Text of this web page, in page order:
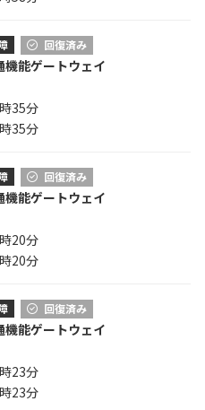
回復済み
機能ゲートウェイ
35分
35分
回復済み
機能ゲートウェイ
20分
20分
回復済み
機能ゲートウェイ
23分
23分